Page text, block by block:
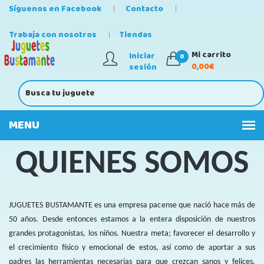
Síguenos en Facebook
Contacto
Trabaja con nosotros
Tiendas
Iniciar
sesión
0
Mi carrito
0,00€
QUIENES SOMOS
JUGUETES BUSTAMANTE es una empresa pacense que nació hace más de
50 años. Desde entonces estamos a la entera disposición de nuestros
grandes protagonistas, los niños. Nuestra meta; favorecer el desarrollo y
el crecimiento físico y emocional de estos, así como de aportar a sus
padres las herramientas necesarias para que crezcan sanos y felices.